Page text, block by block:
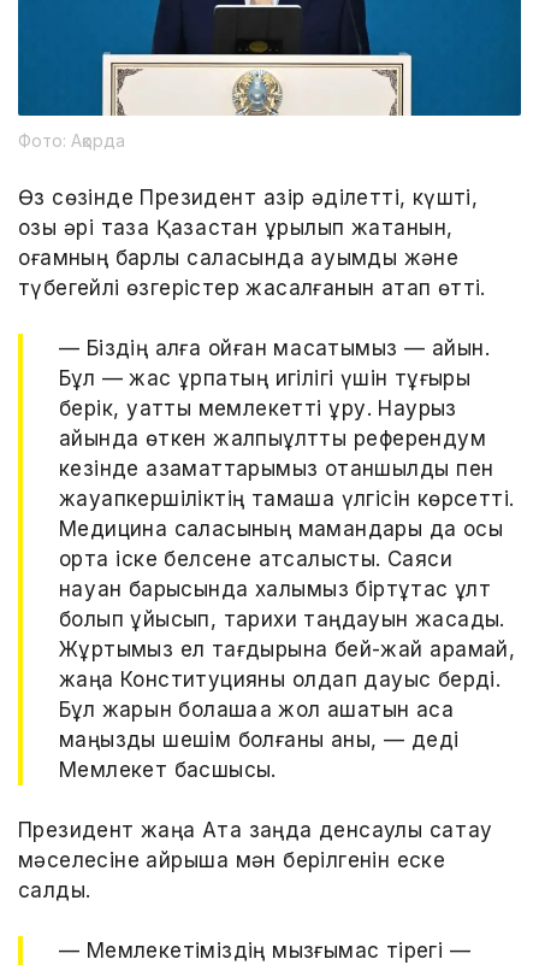
Фото: Ақорда
Өз сөзінде Президент қазір әділетті, күшті,
озық әрі таза Қазақстан құрылып жатқанын,
қоғамның барлық саласында ауқымды және
түбегейлі өзгерістер жасалғанын атап өтті.
— Біздің алға қойған мақсатымыз — айқын.
Бұл — жас ұрпақтың игілігі үшін тұғыры
берік, қуатты мемлекетті құру. Наурыз
айында өткен жалпыұлттық референдум
кезінде азаматтарымыз отаншылдық пен
жауапкершіліктің тамаша үлгісін көрсетті.
Медицина саласының мамандары да осы
ортақ іске белсене атсалысты. Саяси
науқан барысында халқымыз біртұтас ұлт
болып ұйысып, тарихи таңдауын жасады.
Жұртымыз ел тағдырына бей-жай қарамай,
жаңа Конституцияны қолдап дауыс берді.
Бұл жарқын болашаққа жол ашатын аса
маңызды шешім болғаны анық, — деді
Мемлекет басшысы.
Президент жаңа Ата заңда денсаулық сақтау
мәселесіне айрықша мән берілгенін еске
салды.
— Мемлекетіміздің мызғымас тірегі —